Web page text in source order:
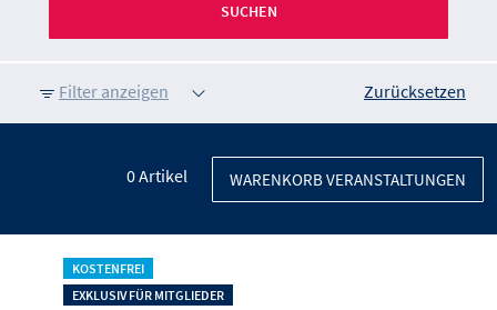
SUCHEN
Filter anzeigen Zurücksetzen
0Artikel WARENKORB VERANSTALTUNGEN
KOSTENFREI
EXKLUSIV FÜR MITGLIEDER